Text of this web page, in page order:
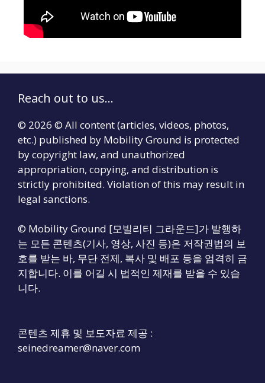
Reach out to us...
© 2026 © All content (articles, videos, photos,
etc.) published by Mobility Ground is protected
by copyright law, and unauthorized
appropriation, copying, and distribution is
strictly prohibited. Violation of this may result in
legal sanctions.
© Mobility Ground [모빌리티 그라운드]가 발행하
는 모든 콘텐츠(기사, 영상, 사진 등)은 저작권법의 보
호를 받는 바, 무단 전제, 복사 및 배포 등을 엄격히 금
지합니다. 이를 어길 시 법적인 제재를 받을 수 있습
니다.
콘텐츠 제휴 및 보도자료 제공 :
seinedreamer@naver.com